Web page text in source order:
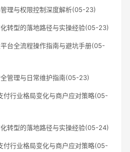
理与权限控制深度解析(05-23)
转型的落地路径与实操经验(05-23)
台全流程操作指南与避坑手册(05-
管理与日常维护指南(05-23)
付行业格局变化与商户应对策略(05-
转型的落地路径与实操经验(05-24)
付行业格局变化与商户应对策略(05-